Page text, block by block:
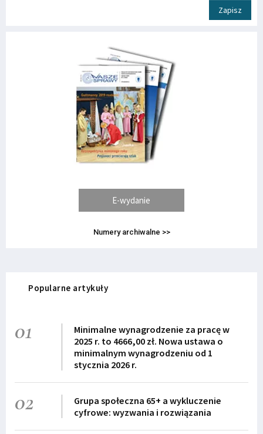
Zapisz
E-wydanie
Numery archiwalne >>
Popularne artykuły
01
Minimalne wynagrodzenie za pracę w
2025 r. to 4666,00 zł. Nowa ustawa o
minimalnym wynagrodzeniu od 1
stycznia 2026 r.
02
Grupa społeczna 65+ a wykluczenie
cyfrowe: wyzwania i rozwiązania